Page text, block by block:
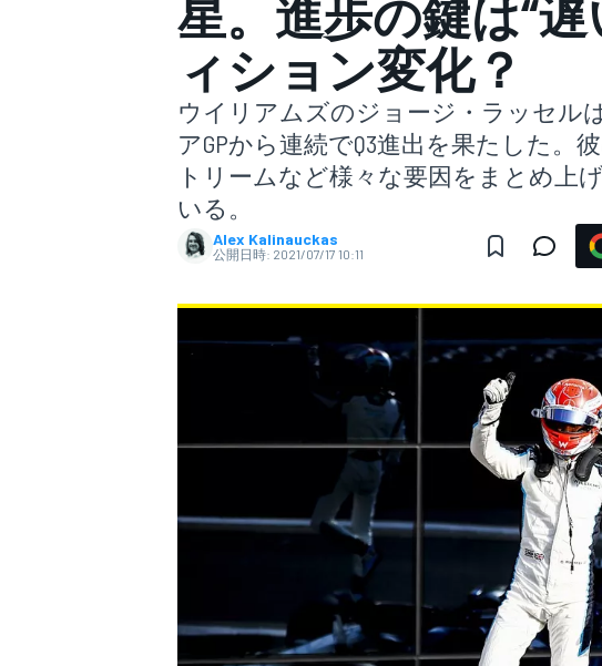
スーパーフォーミュラ
スーパーGT
星。進歩の鍵は“
ィション変化？
ウイリアムズのジョージ・ラッセル
アGPから連続でQ3進出を果たした。
トリームなど様々な要因をまとめ上
いる。
Alex Kalinauckas
公開日時: 2021/07/17 10:11